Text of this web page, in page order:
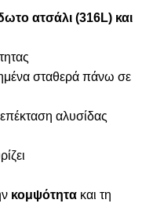
ατσάλι (316L) και
σταθερά πάνω σε
αλυσίδας
κομψότητα και τη